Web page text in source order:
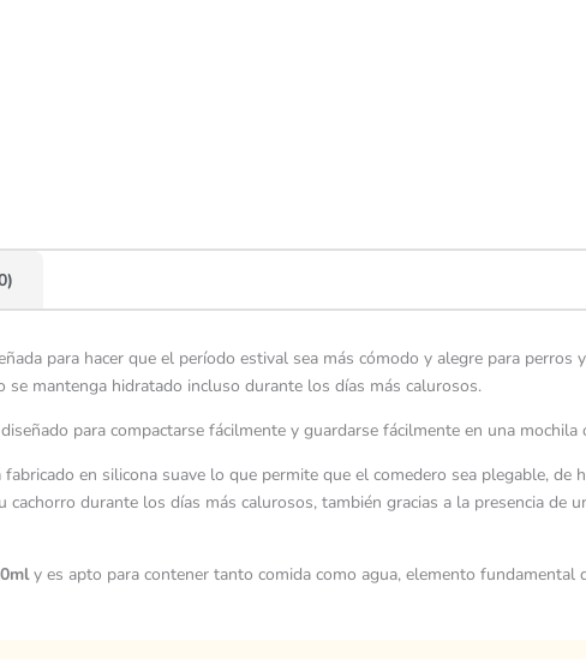
para hacer que el período estival sea más cómodo y alegre para
se mantenga hidratado incluso durante los días más calurosos.
para compactarse fácilmente y guardarse fácilmente en una
fabricado en silicona suave lo que permite que el comedero sea plegable,
cachorro durante los días más calurosos, también gracias a la presencia
y es apto para contener tanto comida como agua, elemento fundamental